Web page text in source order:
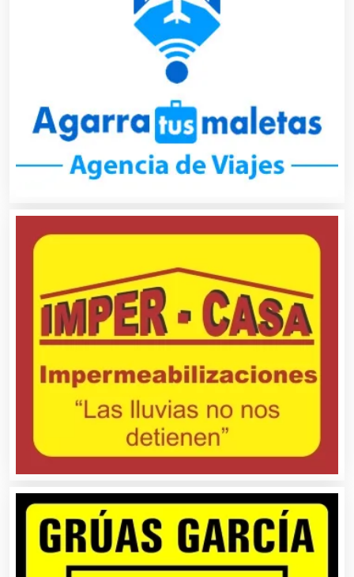
Audios para Eventos
Automatización
Avaluos
Balnearios
Bancos
Banquetes
Bares y Cantinas
Basculas